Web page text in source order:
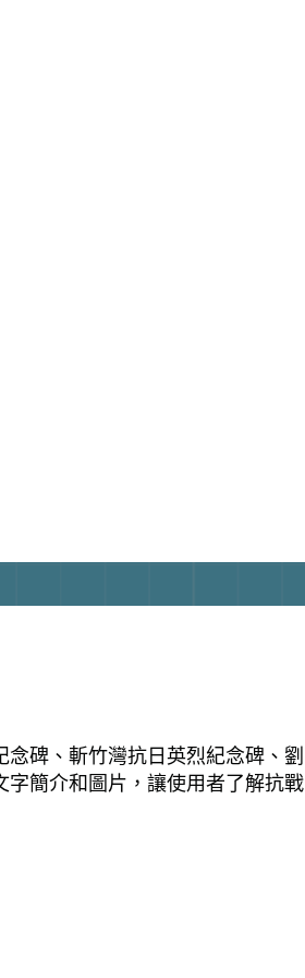
碑、斬竹灣抗日英烈紀念碑、劉
簡介和圖片，讓使用者了解抗戰